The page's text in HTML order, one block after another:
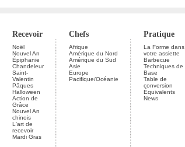
Recevoir Chefs Pratique
Noël
Nouvel An
Épiphanie
Chandeleur
Saint-
Valentin
Pâques
Halloween
Action de
Grâce
Nouvel An
chinois
L'art de
recevoir
Mardi Gras
Afrique
Amérique du Nord
Amérique du Sud
Asie
Europe
Pacifique/Océanie
La Forme dans
votre assiette
Barbecue
Techniques de
Base
Table de
conversion
Équivalents
News